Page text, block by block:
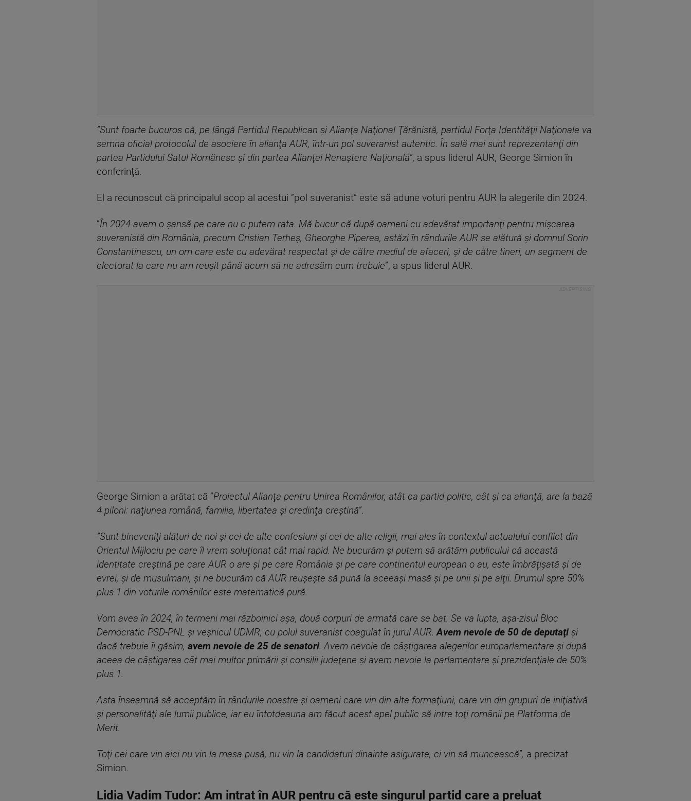
”Sunt foarte bucuros că, pe lângă Partidul Republican şi Alianţa Naţional Ţărănistă, partidul Forţa Identităţii Naţionale va
semna oficial protocolul de asociere în alianţa AUR, într-un pol suveranist autentic. În sală mai sunt reprezentanţi din
partea Partidului Satul Românesc şi din partea Alianţei Renaştere Naţională”, a spus liderul AUR, George Simion în
conferinţă.
El a recunoscut că principalul scop al acestui ”pol suveranist” este să adune voturi pentru AUR la alegerile din 2024.
”În 2024 avem o şansă pe care nu o putem rata. Mă bucur că după oameni cu adevărat importanţi pentru mişcarea
suveranistă din România, precum Cristian Terheş, Gheorghe Piperea, astăzi în rândurile AUR se alătură şi domnul Sorin
Constantinescu, un om care este cu adevărat respectat şi de către mediul de afaceri, şi de către tineri, un segment de
electorat la care nu am reuşit până acum să ne adresăm cum trebuie”, a spus liderul AUR.
George Simion a arătat că ”Proiectul Alianţa pentru Unirea Românilor, atât ca partid politic, cât şi ca alianţă, are la bază
4 piloni: naţiunea română, familia, libertatea şi credinţa creştină”.
”Sunt bineveniţi alături de noi şi cei de alte confesiuni şi cei de alte religii, mai ales în contextul actualului conflict din
Orientul Mijlociu pe care îl vrem soluţionat cât mai rapid. Ne bucurăm şi putem să arătăm publicului că această
identitate creştină pe care AUR o are şi pe care România şi pe care continentul european o au, este îmbrăţişată şi de
evrei, şi de musulmani, şi ne bucurăm că AUR reuşeşte să pună la aceeaşi masă şi pe unii şi pe alţii. Drumul spre 50%
plus 1 din voturile românilor este matematică pură.
Vom avea în 2024, în termeni mai războinici aşa, două corpuri de armată care se bat. Se va lupta, aşa-zisul Bloc
Democratic PSD-PNL şi veşnicul UDMR, cu polul suveranist coagulat în jurul AUR.Avem nevoie de 50 de deputaţi şi
dacă trebuie îi găsim, avem nevoie de 25 de senatori. Avem nevoie de câştigarea alegerilor europarlamentare şi după
aceea de câştigarea cât mai multor primării şi consilii judeţene şi avem nevoie la parlamentare şi prezidenţiale de 50%
plus 1.
Asta înseamnă să acceptăm în rândurile noastre şi oameni care vin din alte formaţiuni, care vin din grupuri de iniţiativă
şi personalităţi ale lumii publice, iar eu întotdeauna am făcut acest apel public să intre toţi românii pe Platforma de
Merit.
Toţi cei care vin aici nu vin la masa pusă, nu vin la candidaturi dinainte asigurate, ci vin să muncească”, a precizat
Simion.
Lidia Vadim Tudor: Am intrat în AUR pentru că este singurul partid care a preluat